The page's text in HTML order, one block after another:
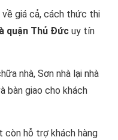
về giá cả, cách thức thi
quận Thủ Đức uy tín
nhà, Sơn nhà lại nhà
bàn giao cho khách
còn hỗ trợ khách hàng